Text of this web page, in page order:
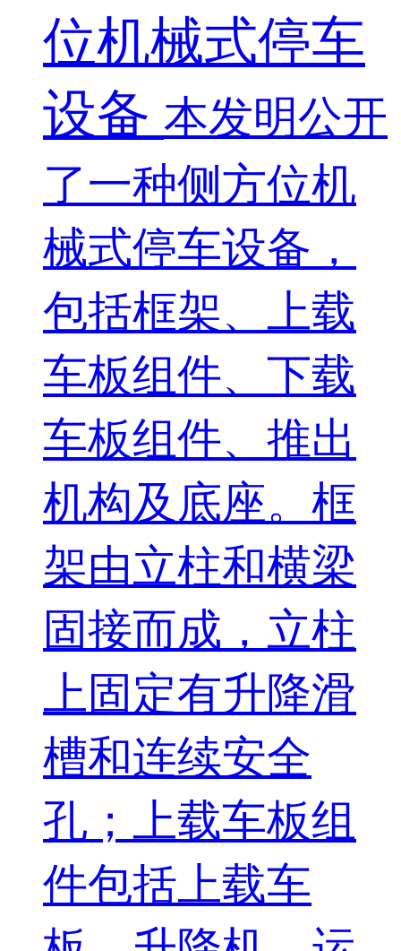
位机械式停车
设备 本发明公开
了一种侧方位机
械式停车设备，
包括框架、上载
车板组件、下载
车板组件、推出
机构及底座。框
架由立柱和横梁
固接而成，立柱
上固定有升降滑
槽和连续安全
孔；上载车板组
件包括上载车